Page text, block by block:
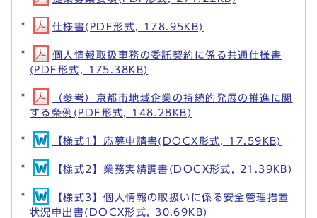
仕様書(PDF形式, 178.95KB)
個人情報取扱事務の委託契約に係る共通仕様書
(PDF形式, 175.38KB)
（参考）京都市地域企業の持続的発展の推進に関
する条例(PDF形式, 148.28KB)
【様式1】応募申請書(DOCX形式, 17.59KB)
【様式2】業務実績調書(DOCX形式, 21.39KB)
【様式3】個人情報の取扱いに係る安全管理措置
状況申出書(DOCX形式, 30.69KB)